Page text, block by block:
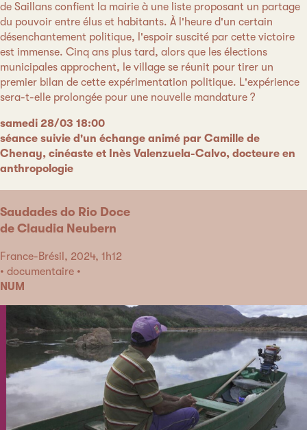
de Saillans confient la mairie à une liste proposant un partage
du pouvoir entre élus et habitants. À l'heure d'un certain
désenchantement politique, l'espoir suscité par cette victoire
est immense. Cinq ans plus tard, alors que les élections
municipales approchent, le village se réunit pour tirer un
premier bilan de cette expérimentation politique. L'expérience
sera-t-elle prolongée pour une nouvelle mandature ?
samedi 28/03 18:00
séance suivie d'un échange animé par Camille de
Chenay, cinéaste et Inès Valenzuela-Calvo, docteure en
anthropologie
Saudades do Rio Doce
de Claudia Neubern
France-Brésil, 2024, 1h12
• documentaire •
NUM